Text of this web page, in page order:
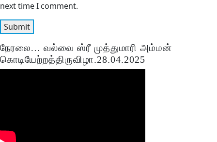
next time I comment.
நேரலை… வல்வை ஸ்ரீ முத்துமாரி அம்மன்
கொடியேற்றத்திருவிழா.28.04.2025